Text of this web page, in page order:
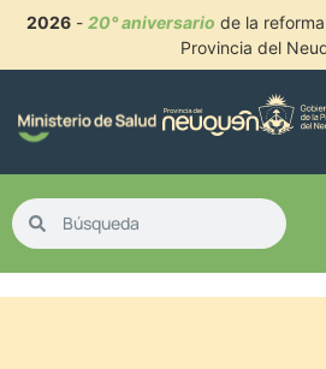
2026- 20° aniversario de la
Provincia del